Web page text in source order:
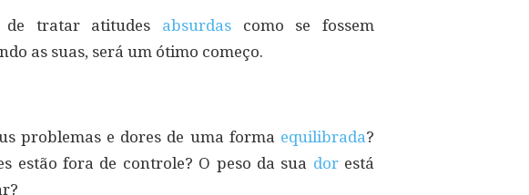
de tratar atitudes absurdas como se fossem
as suas, será um ótimo começo.
problemas e dores de uma forma equilibrada?
estão fora de controle? O peso da sua dorestá